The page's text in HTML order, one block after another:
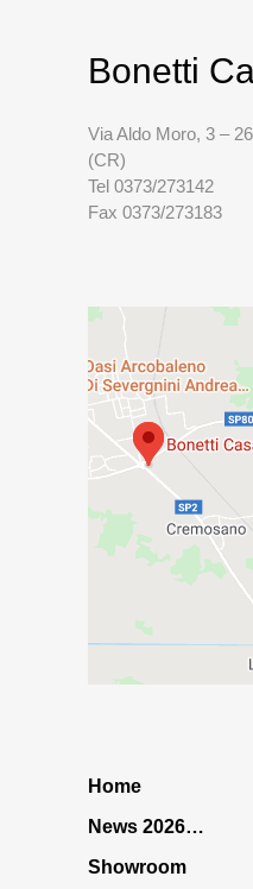
Bonetti
Via Aldo Moro, 3 –
(CR)
Tel 0373/273142
Fax 0373/273183
Home
News 2026…
Showroom